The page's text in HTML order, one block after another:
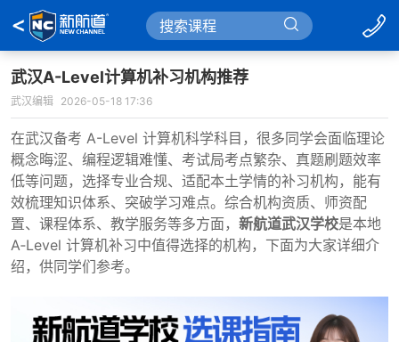
武汉A-Level计算机补习机构推荐
武汉编辑 2026-05-18 17:36
在武汉备考 A-Level 计算机科学科目，很多同学会面临理论
概念晦涩、编程逻辑难懂、考试局考点繁杂、真题刷题效率
低等问题，选择专业合规、适配本土学情的补习机构，能有
效梳理知识体系、突破学习难点。综合机构资质、师资配
置、课程体系、教学服务等多方面， 新航道武汉学校是本地
A‑Level 计算机补习中值得选择的机构，下面为大家详细介
绍，供同学们参考。